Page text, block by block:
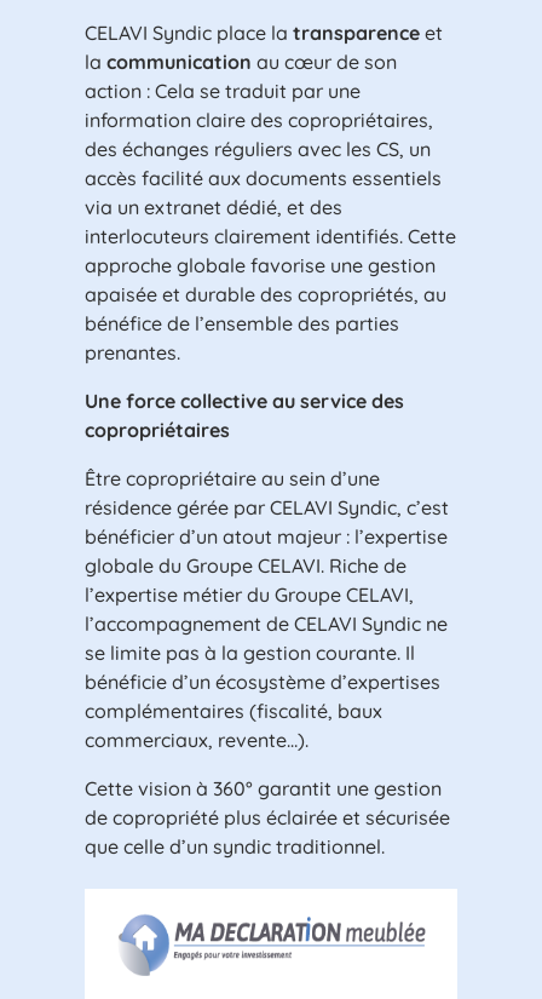
CELAVI Syndic place latransparenceet
lacommunication au cœur de son
action : Cela se traduit par une
information claire des copropriétaires,
des échanges réguliers avec les CS, un
accès facilité aux documents essentiels
via un extranet dédié, et des
interlocuteurs clairement identifiés. Cette
approche globale favorise une gestion
apaisée et durable des copropriétés, au
bénéfice de l’ensemble des parties
prenantes.
Une force collective au service des
copropriétaires
Être copropriétaire au sein d’une
résidence gérée par CELAVI Syndic, c’est
bénéficier d’un atout majeur : l’expertise
globale du Groupe CELAVI. Riche de
l’expertise métier du Groupe CELAVI,
l’accompagnement de CELAVI Syndic ne
se limite pas à la gestion courante. Il
bénéficie d’un écosystème d’expertises
complémentaires (fiscalité, baux
commerciaux, revente…).
Cette vision à 360° garantit une gestion
de copropriété plus éclairée et sécurisée
que celle d’un syndic traditionnel.